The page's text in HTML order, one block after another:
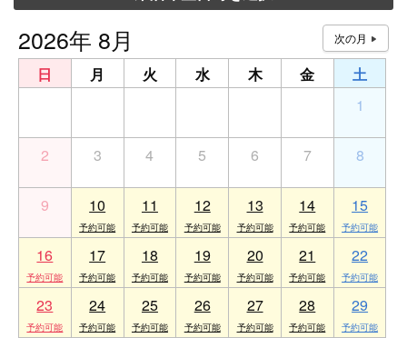
2026年 8月
日 月 火 水 木 金
土
1
2 3 4 5 6 7 8
9 10 11 12 13 14 15
16 17 18 19 20 21 22
23 24 25 26 27 28 29